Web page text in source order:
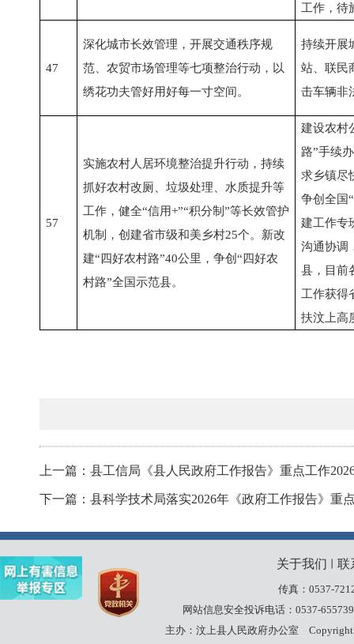
工作，待
47
深化城市长效管理，开展交通秩序规
范、农贸市场管理等七项整治行动，以
绣花功夫管好用好每一寸空间。
持续开展
站、联民
击车辆非
57
实施农村人居环境整治提升行动，持续
抓好农村改厕、垃圾处理、水质提升等
工作，健全“信用+”“积分制”等长效管护
机制，创建省市级和美乡村25个。新改
建“四好农村路”40公里，争创“四好农
村路”全国示范县。
建设农村
路”手续
求乡镇尽
争创全国
建工作专
沟通协调
县，目前
工作获得
扶汶上高
上一篇：县工信局《县人民政府工作报告》重点工作
下一篇：县科学技术局落实2026年《政府工作报告》重
关于我们 联
传真：0537-
网站信息安全投诉电话：0537-
主办：汶上县人民政府办公室